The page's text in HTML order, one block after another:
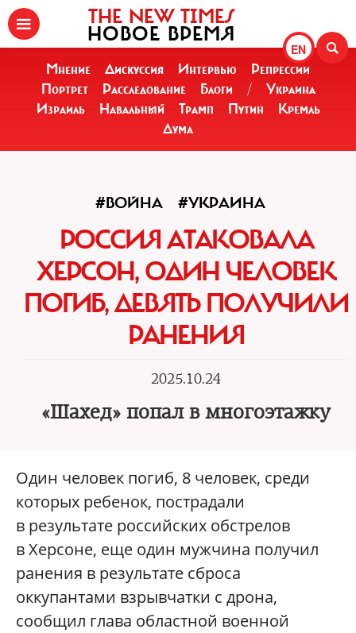
EN
THE NEW TIMES
НОВОЕ ВРЕМЯ
Мнение Дискуссия Интервью
Репрессии
Портрет
Расследование Блоги /
Украина
Израиль
Навальный Трамп Путин
Кремль
Дума
#ВОЙНА #УКРАИНА
РОССИЯ АТАКОВАЛА
ХЕРСОН, ОДИН ЧЕЛОВЕК
ПОГИБ, ДЕВЯТЬ ПОЛУЧИЛИ
РАНЕНИЯ
2025.10.24
«Шахед» попал в многоэтажку
Один человек погиб, 8 человек, среди
которых ребенок, пострадали
в результате российских обстрелов
в Херсоне, еще один мужчина получил
ранения в результате сброса
оккупантами взрывчатки с дрона,
сообщил глава областной военной